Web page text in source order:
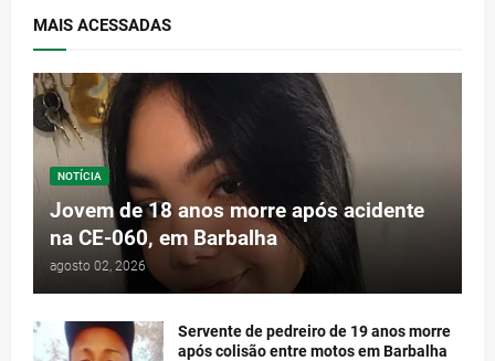
MAIS ACESSADAS
NOTÍCIA
Jovem de 18 anos morre após acidente
na CE-060, em Barbalha
agosto 02, 2026
Servente de pedreiro de 19 anos morre
após colisão entre motos em Barbalha